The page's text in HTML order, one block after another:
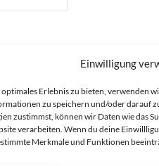
Einwilligung
Erlebnis zu bieten, verwenden
zu speichern und/oder darauf
zustimmst, können wir Daten wie das
verarbeiten. Wenn du deine
Merkmale und Funktionen